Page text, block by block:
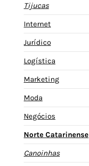
Tijucas
Internet
Jurídico
Logística
Marketing
Moda
Negócios
Norte Catarinense
Canoinhas